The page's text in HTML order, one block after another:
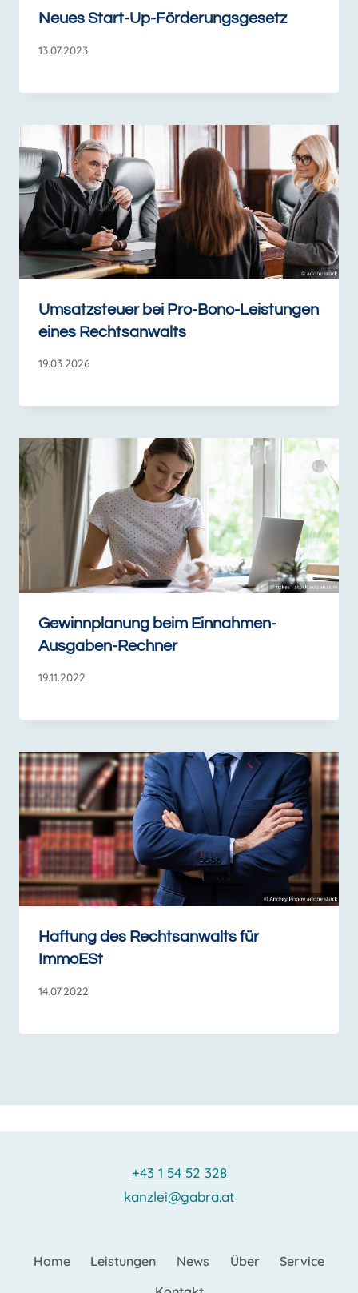
Neues Start-Up-Förderungsgesetz
13.07.2023
Umsatzsteuer bei Pro-Bono-Leistungen
eines Rechtsanwalts
19.03.2026
Gewinnplanung beim Einnahmen-
Ausgaben-Rechner
19.11.2022
Haftung des Rechtsanwalts für
ImmoESt
14.07.2022
+43 1 54 52 328
kanzlei@gabra.at
Home Leistungen News Über
Service